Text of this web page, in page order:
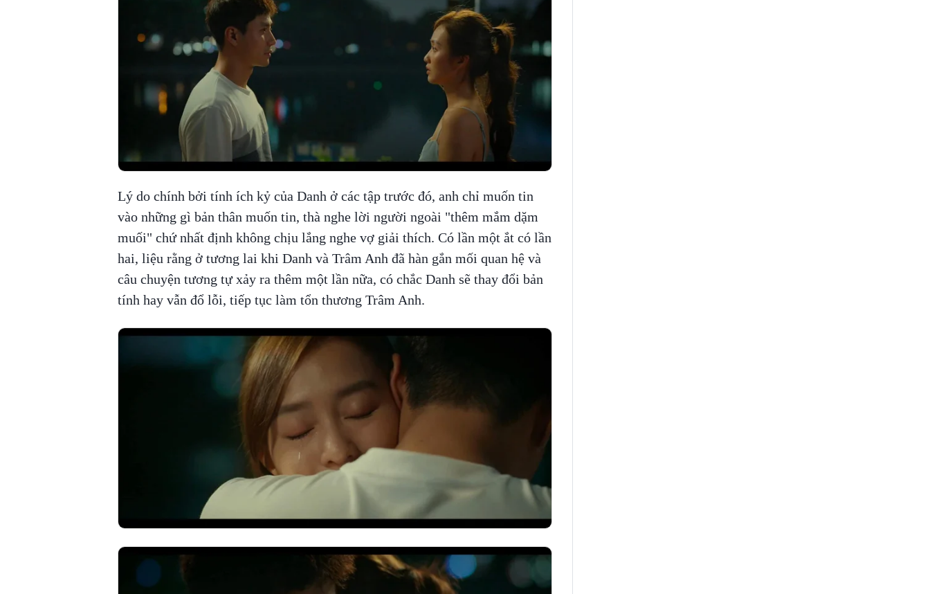
Lý do chính bởi tính ích kỷ của Danh ở các tập trước đó, anh chỉ muốn tin
vào những gì bản thân muốn tin, thà nghe lời người ngoài "thêm mắm dặm
muối" chứ nhất định không chịu lắng nghe vợ giải thích. Có lần một ắt có lần
hai, liệu rằng ở tương lai khi Danh và Trâm Anh đã hàn gắn mối quan hệ và
câu chuyện tương tự xảy ra thêm một lần nữa, có chắc Danh sẽ thay đổi bản
tính hay vẫn đổ lỗi, tiếp tục làm tổn thương Trâm Anh.